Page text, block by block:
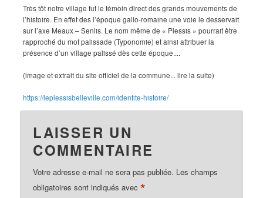
Très tôt notre village fut le témoin direct des grands mouvements de
l’histoire. En effet des l’époque gallo-romaine une voie le desservait
sur l’axe Meaux – Senlis. Le nom même de « Plessis » pourrait être
rapproché du mot palissade (Typonomie) et ainsi attribuer la
présence d’un village palissé dès cette époque....
(image et extrait du site officiel de la commune... lire la suite)
https://leplessisbelleville.com/identite-histoire/
LAISSER UN
COMMENTAIRE
Votre adresse e-mail ne sera pas publiée. Les champs
obligatoires sont indiqués avec*